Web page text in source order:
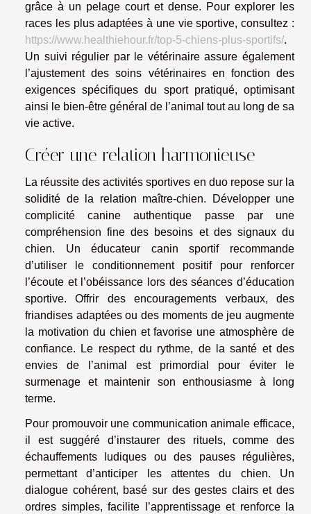
grâce à un pelage court et dense. Pour explorer les
races les plus adaptées à une vie sportive, consultez :
https://www.healthiehour.fr/top-5-chiens-plus-sportifs/.
Un suivi régulier par le vétérinaire assure également
l’ajustement des soins vétérinaires en fonction des
exigences spécifiques du sport pratiqué, optimisant
ainsi le bien-être général de l’animal tout au long de sa
vie active.
Créer une relation harmonieuse
La réussite des activités sportives en duo repose sur la
solidité de la relation maître-chien. Développer une
complicité canine authentique passe par une
compréhension fine des besoins et des signaux du
chien. Un éducateur canin sportif recommande
d’utiliser le conditionnement positif pour renforcer
l’écoute et l’obéissance lors des séances d’éducation
sportive. Offrir des encouragements verbaux, des
friandises adaptées ou des moments de jeu augmente
la motivation du chien et favorise une atmosphère de
confiance. Le respect du rythme, de la santé et des
envies de l’animal est primordial pour éviter le
surmenage et maintenir son enthousiasme à long
terme.
Pour promouvoir une communication animale efficace,
il est suggéré d’instaurer des rituels, comme des
échauffements ludiques ou des pauses régulières,
permettant d’anticiper les attentes du chien. Un
dialogue cohérent, basé sur des gestes clairs et des
ordres simples, facilite l’apprentissage et renforce la